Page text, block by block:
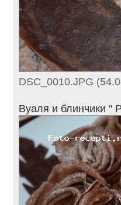
DSC_0010.JPG
Вуаля и блинчики "